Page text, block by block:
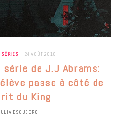
24 AOÛT 2018
de J.J Abrams:
passe à côté de
du King
ESCUDERO